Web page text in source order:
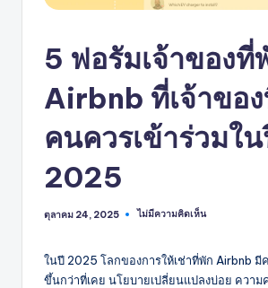
5 ฟอรัมเจ้าของที่
Airbnb ที่เจ้าขอ
คนควรเข้าร่วมใ
2025
ตุลาคม 24, 2025 ไม่มีความคิดเห็น
ในปี 2025 โลกของการให้เช่าที่พัก Airbnb
ขึ้นกว่าที่เคย นโยบายเปลี่ยนแปลงบ่อย ความ